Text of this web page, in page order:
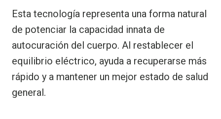
Esta tecnología representa una forma natural
de potenciar la capacidad innata de
autocuración del cuerpo. Al restablecer el
equilibrio eléctrico, ayuda a recuperarse más
rápido y a mantener un mejor estado de salud
general.